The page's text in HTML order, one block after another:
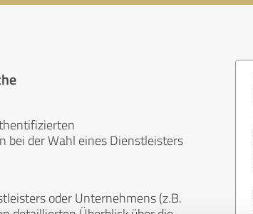
bei der Wahl eines Dienstleisters
oder Unternehmens (z.B.